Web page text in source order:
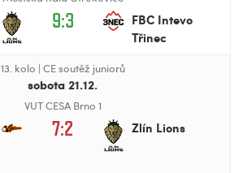
9:3
FBC Intevo
Třinec
13. kolo | CE soutěž juniorů
sobota 21.12.
VUT CESA Brno 1
7:2 Zlín Lions